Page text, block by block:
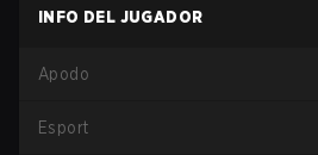
INFO DEL JUGADOR
Apodo
Esport